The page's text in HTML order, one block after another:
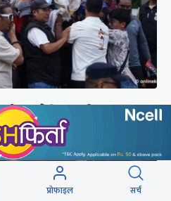
अन्त्येष्टि (तस्वीरहरू)
प्रोफाइल सर्च